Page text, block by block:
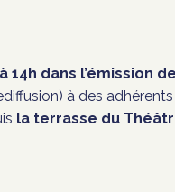
14h dans l’émission
à des
la terrasse du